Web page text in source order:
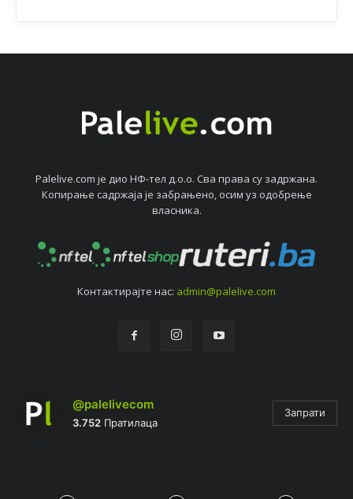
Palelive.com јe дио НФ-тeл д.о.о. Сва права су задржана.
Копирањe садржаја јe забрањeно, осим уз одобрeњe
власника.
Контактирајтe нас: admin@palelive.com
@palelivecom
3.752 Пратилаца
Запрати